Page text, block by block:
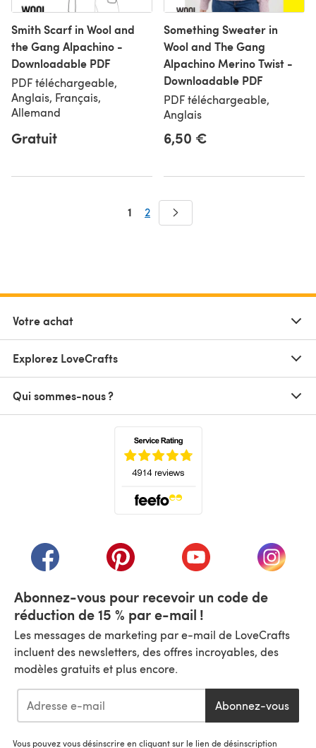
Smith Scarf in Wool and
the Gang Alpachino -
Downloadable PDF
PDF téléchargeable,
Anglais, Français,
Allemand
Gratuit
Something Sweater in
Wool and The Gang
Alpachino Merino Twist -
Downloadable PDF
PDF téléchargeable,
Anglais
6,50 €
1 2
Votre achat
Explorez LoveCrafts
Qui sommes-nous ?
(s'ouvre dans un nouvel onglet)
(s'ouvre dans un nouvel onglet)
(s'ouvre dans un(s'ouvre
Abonnez-vous pour recevoir un code de
réduction de 15 % par e-mail !
Les messages de marketing par e-mail de LoveCrafts
incluent des newsletters, des offres incroyables, des
modèles gratuits et plus encore.
Abonnez-vous
Vous pouvez vous désinscrire en cliquant sur le lien de désinscription